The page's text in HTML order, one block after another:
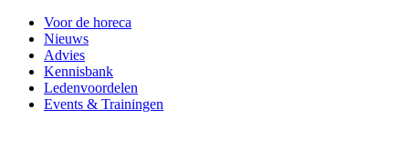
Voor de horeca
Nieuws
Advies
Kennisbank
Ledenvoordelen
Events & Trainingen